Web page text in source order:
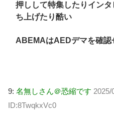
押しして特集したりイン
ち上げたり酷い
ABEMAはAEDデマを確認
9: 名無しさん＠恐縮です 2025/
ID:8TwqkxVc0